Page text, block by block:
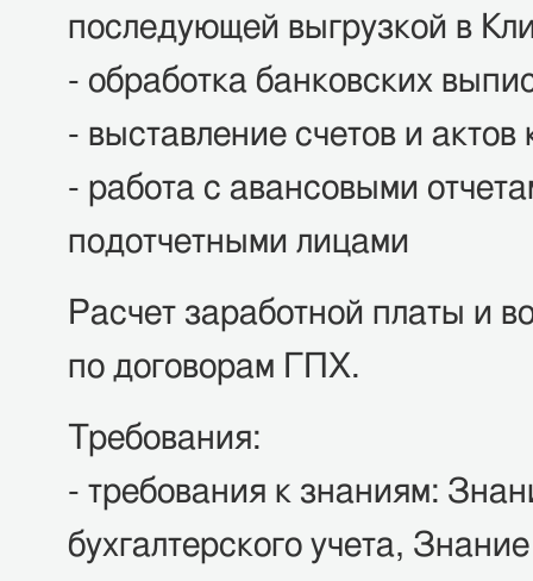
последующей выгрузкой в
- обработка банковских
- выставление счетов и актов
- работа с авансовыми
подотчетными лицами
Расчет заработной платы и
по договорам ГПХ.
Требования:
- требования к знаниям:
бухгалтерского учета,